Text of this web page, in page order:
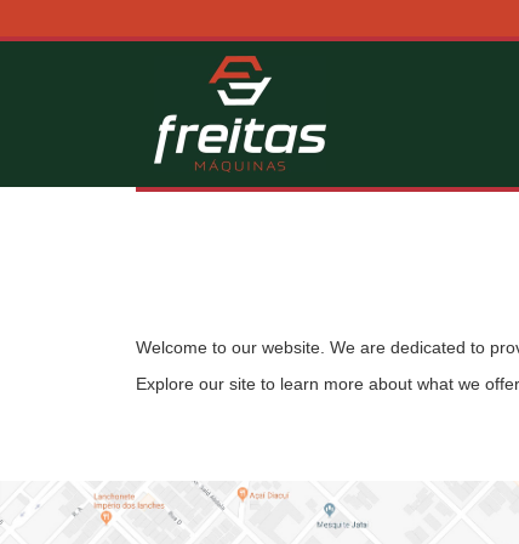
Welcome to our website. We are dedicated to
Explore our site to learn more about what we offer.
In the rich landscape of agricultural innovation,
En la vasta tierra cultivada de oportunidades,